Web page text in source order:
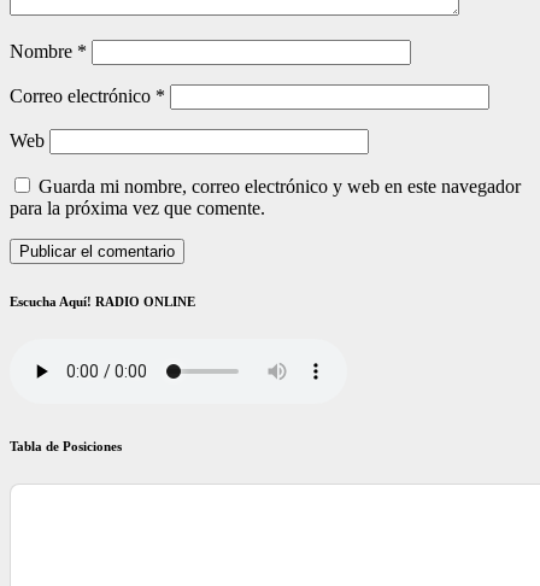
Nombre *
Correo electrónico *
Web
Guarda mi nombre, correo electrónico y web en este navegador
para la próxima vez que comente.
Escucha Aquí! RADIO ONLINE
Tabla de Posiciones